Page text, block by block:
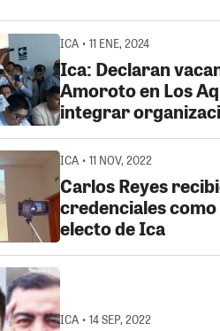
ICA • 11 ENE, 2024
Ica: Declaran
Amoroto en Los
integrar
ICA • 11 NOV, 2022
Carlos Reyes
credenciales
electo de Ica
ICA • 14 SEP, 2022